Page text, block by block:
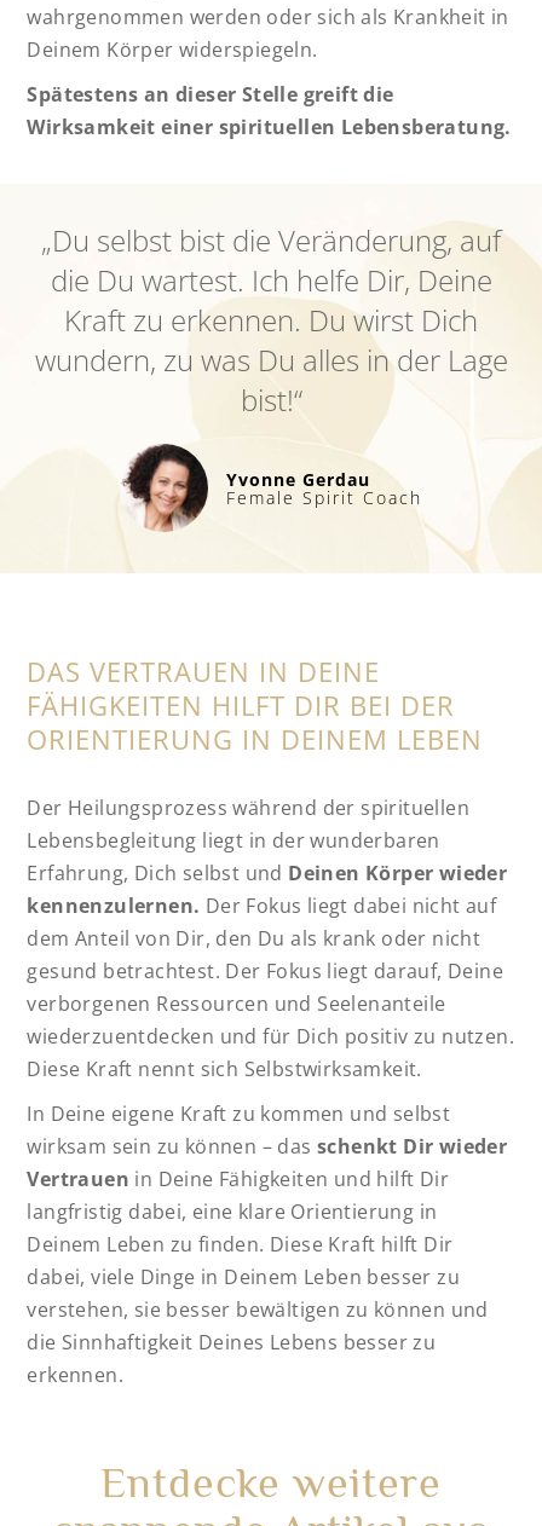
wahrgenommen werden oder sich als Krankheit in
Deinem Körper widerspiegeln.
Spätestens an dieser Stelle greift die
Wirksamkeit einer spirituellen Lebensberatung.
„Du selbst bist die Veränderung, auf
die Du wartest. Ich helfe Dir, Deine
Kraft zu erkennen. Du wirst Dich
wundern, zu was Du alles in der Lage
bist!“
Yvonne Gerdau
Female Spirit Coach
DAS VERTRAUEN IN DEINE
FÄHIGKEITEN HILFT DIR BEI DER
ORIENTIERUNG IN DEINEM LEBEN
Der Heilungsprozess während der spirituellen
Lebensbegleitung liegt in der wunderbaren
Erfahrung, Dich selbst und Deinen Körper wieder
kennenzulernen. Der Fokus liegt dabei nicht auf
dem Anteil von Dir, den Du als krank oder nicht
gesund betrachtest. Der Fokus liegt darauf, Deine
verborgenen Ressourcen und Seelenanteile
wiederzuentdecken und für Dich positiv zu nutzen.
Diese Kraft nennt sich Selbstwirksamkeit.
In Deine eigene Kraft zu kommen und selbst
wirksam sein zu können – das schenkt Dir wieder
Vertrauen in Deine Fähigkeiten und hilft Dir
langfristig dabei, eine klare Orientierung in
Deinem Leben zu finden. Diese Kraft hilft Dir
dabei, viele Dinge in Deinem Leben besser zu
verstehen, sie besser bewältigen zu können und
die Sinnhaftigkeit Deines Lebens besser zu
erkennen.
Entdecke weitere